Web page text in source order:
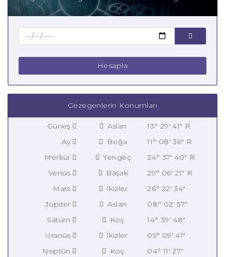
Hesapla
Gezegenlerin Konumları
Güneş Aslan
13° 29' 41" R
Ay
Boğa
11° 08' 36" R
Merkür
Yengeç
24° 37' 40" R
Venüs
Başak
29° 06' 21" R
Mars
İkizler
26° 22' 34"
Jüpiter
Aslan
08° 02' 57"
Satürn
Koç
14° 39' 48"
Uranüs
İkizler
05° 09' 41"
Neptün
Koç
04° 11' 27"